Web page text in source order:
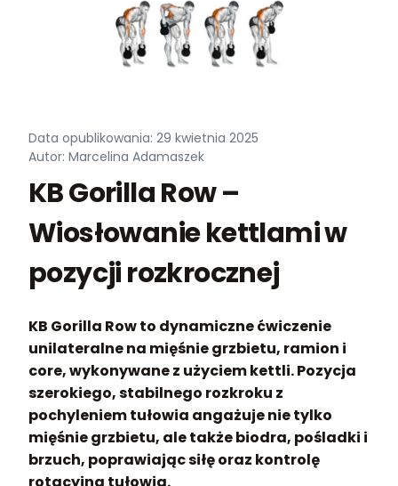
Data opublikowania: 29 kwietnia 2025
Autor: Marcelina Adamaszek
KB Gorilla Row –
Wiosłowanie kettlami w
pozycji rozkrocznej
KB Gorilla Row to dynamiczne ćwiczenie
unilateralne na mięśnie grzbietu, ramion i
core, wykonywane z użyciem kettli. Pozycja
szerokiego, stabilnego rozkroku z
pochyleniem tułowia angażuje nie tylko
mięśnie grzbietu, ale także biodra, pośladki i
brzuch, poprawiając siłę oraz kontrolę